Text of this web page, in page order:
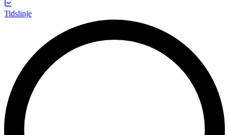
Tidslinje